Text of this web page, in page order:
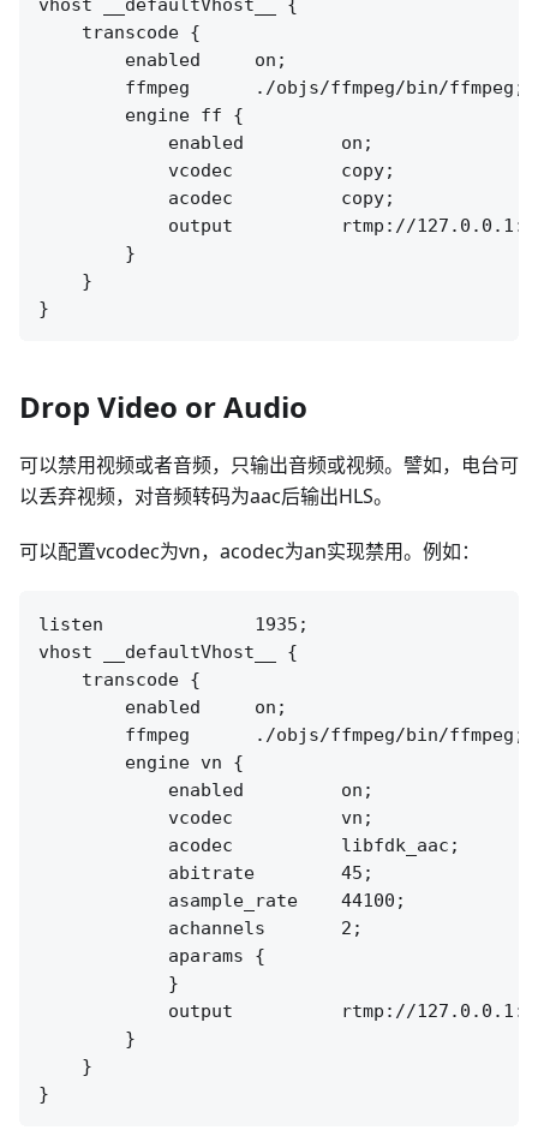
vhost __defaultVhost__ {
    transcode {
        enabled     on;
        ffmpeg      ./objs/ffmpeg/bin/ffmpeg;
        engine ff {
            enabled         on;
            vcodec          copy;
            acodec          copy;
output          rtmp://
        }
    }
Drop Video or Audio
可以禁用视频或者音频，只输出音频或视频。譬如，电台可
以丢弃视频，对音频转码为aac后输出HLS。
可以配置vcodec为vn，acodec为an实现禁用。例如：
listen              1935;
vhost __defaultVhost__ {
    transcode {
        enabled     on;
        ffmpeg      ./objs/ffmpeg/bin/ffmpeg;
        engine vn {
            enabled         on;
            vcodec          vn;
            acodec          libfdk_aac;
            abitrate        45;
            asample_rate    44100;
            achannels       2;
            aparams {
            }
output          rtmp://
        }
    }